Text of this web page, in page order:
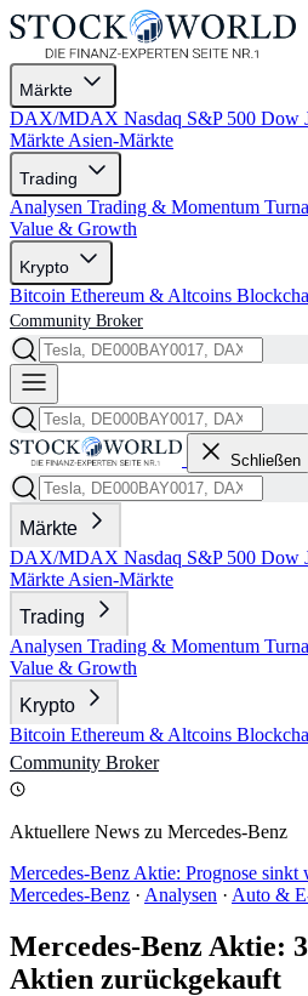
Märkte
DAX/MDAX Nasdaq S&P 500 Dow
Märkte Asien-Märkte
Trading
Analysen Trading & Momentum
Value & Growth
Krypto
Bitcoin Ethereum & Altcoins
Community Broker
Schließen
Märkte
DAX/MDAX Nasdaq S&P 500 Dow
Märkte Asien-Märkte
Trading
Analysen Trading & Momentum
Value & Growth
Krypto
Bitcoin Ethereum & Altcoins
Community Broker
Aktuellere News zu Mercedes-Benz
Mercedes-Benz Aktie: Prognose
Mercedes-Benz · Analysen · Auto &
Mercedes-Benz Aktie:
Aktien zurückgekauft